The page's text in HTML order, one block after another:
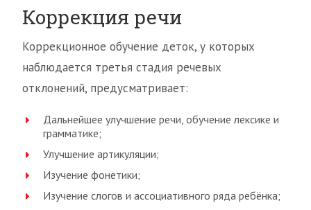
Коррекция речи
Коррекционное обучение деток, у которых
наблюдается третья стадия речевых
отклонений, предусматривает:
Дальнейшее улучшение речи, обучение лексике и
грамматике;
Улучшение артикуляции;
Изучение фонетики;
Изучение слогов и ассоциативного ряда ребёнка;